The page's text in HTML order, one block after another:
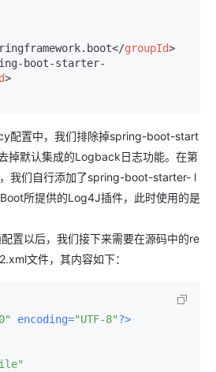
</groupId>
boot-starter-
>
置中，我们排除掉spring-boot-start
掉默认集成的Logback日志功能。在第
我们自行添加了spring-boot-starter- l
所提供的Log4J插件，此时使用的是
以后，我们接下来需要在源码中的re
文件，其内容如下：
encoding="UTF-8"?>